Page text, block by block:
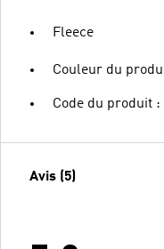
Fleece
Couleur du
Code du produit :
Avis (5)